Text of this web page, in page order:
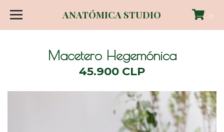
ANATÓMICA STUDIO 0
Macetero Hegemónica
45.900 CLP